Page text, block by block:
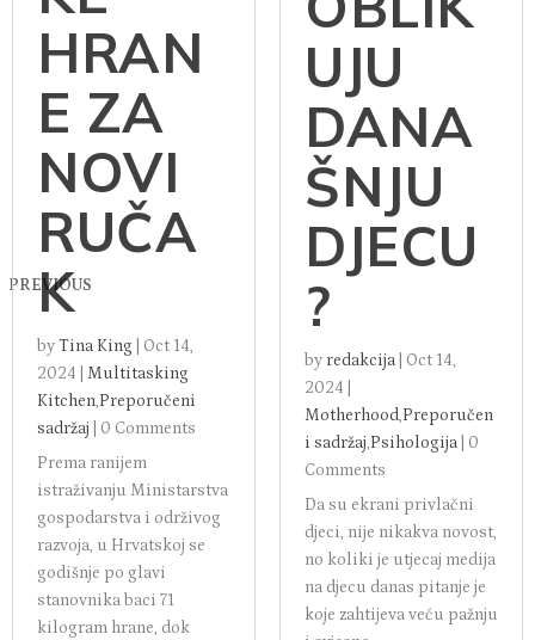
PREVIOUS
HRAN
E ZA
NOVI
RUČA
K
byTina King
Oct 14,
2024
Multitasking
Kitchen,Preporučeni
sadržaj
0 Comments
Prema ranijem
istraživanju Ministarstva
gospodarstva i održivog
razvoja, u Hrvatskoj se
godišnje po glavi
stanovnika baci 71
kilogram hrane, dok
UJU
DANA
ŠNJU
DJECU
?
by redakcija
Oct 14,
2024
Motherhood,Preporučen
i sadržaj,Psihologija
0
Comments
Da su ekrani privlačni
djeci, nije nikakva novost,
no koliki je utjecaj medija
na djecu danas pitanje je
koje zahtijeva veću pažnju